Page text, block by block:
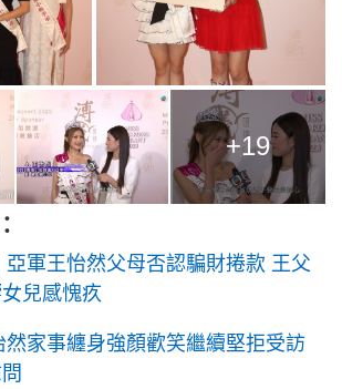
+19
亞軍王怡然父母否認騙財捲款 王父
兒感愧疚
家事纏身強顏歡笑繼續堅拒受訪